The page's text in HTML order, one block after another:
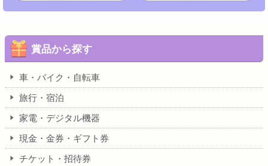
賞品から探す
車・バイク・自転車
旅行・宿泊
家電・デジタル機器
現金・金券・ギフト券
チケット・招待券